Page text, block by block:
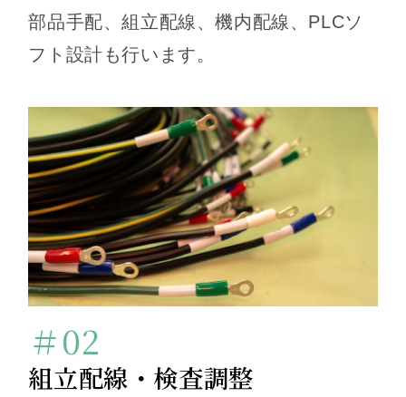
部品手配、組立配線、機内配線、PLCソ
フト設計も行います。
＃02
組立配線・検査調整